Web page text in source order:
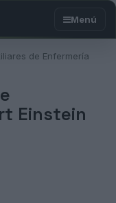
de Enfermería
Einstein